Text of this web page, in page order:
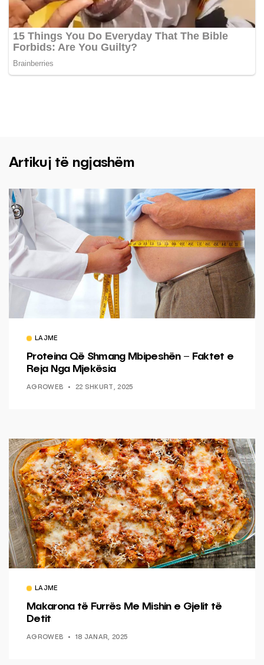
Artikuj të ngjashëm
LAJME
Proteina Që Shmang Mbipeshën – Faktet e
Reja Nga Mjekësia
AGROWEB 22 SHKURT, 2025
LAJME
Makarona të Furrës Me Mishin e Gjelit të
Detit
AGROWEB 18 JANAR, 2025